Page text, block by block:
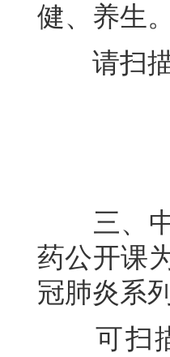
健、养生。
请扫描
三、中
药公开课
冠肺炎系
可扫描